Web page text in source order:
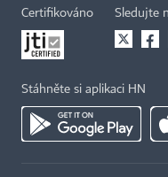
Certifikováno Sledujte
Stáhněte si aplikaci HN